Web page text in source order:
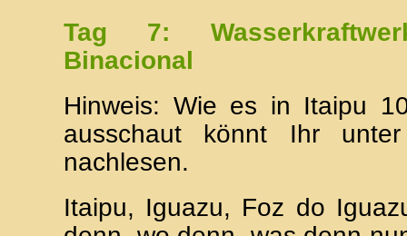
Tag 7:
Binacional
Hinweis: Wie es in Itaipu
ausschaut könnt Ihr
nachlesen.
Itaipu, Iguazu, Foz do